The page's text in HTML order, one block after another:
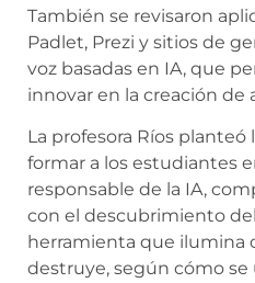
También se revisaron
Padlet, Prezi y sitios de
voz basadas en IA, que
innovar en la creación de
La profesora Ríos
formar a los estudiantes
responsable de la IA,
con el descubrimiento
herramienta que ilumina
destruye, según cómo se